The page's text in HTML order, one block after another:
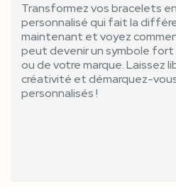
Transformez vos bracelets
personnalisé qui fait la
maintenant et voyez
peut devenir un symbole
ou de votre marque. Laissez
créativité et démarquez-
personnalisés !